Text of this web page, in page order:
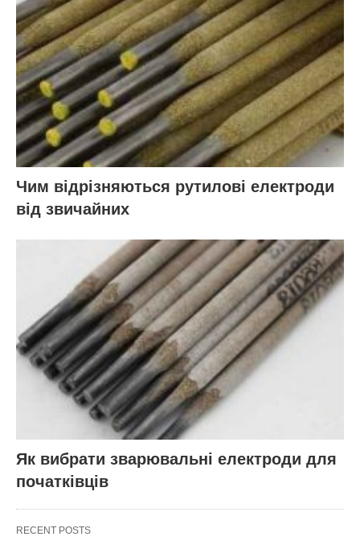
Чим відрізняються рутилові електроди
від звичайних
Як вибрати зварювальні електроди для
початківців
RECENT POSTS